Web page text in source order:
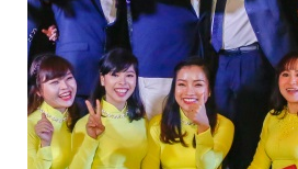
BƠM TRỤC NGANG RỜI
BƠM CHÌM THOÁT NƯỚC